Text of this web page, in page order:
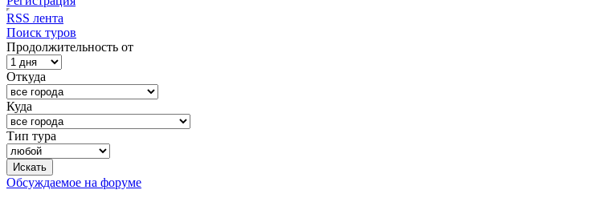
RSS лента
Поиск туров
Продолжительность от
Откуда
Куда
Тип тура
Обсуждаемое на форуме